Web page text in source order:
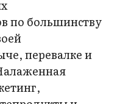
по большинству
перевалке и